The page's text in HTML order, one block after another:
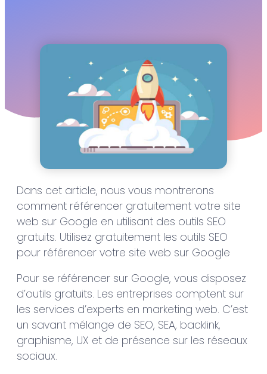
Dans cet article, nous vous montrerons
comment référencer gratuitement votre site
web sur Google en utilisant des outils SEO
gratuits. Utilisez gratuitement les outils SEO
pour référencer votre site web sur Google
Pour se référencer sur Google, vous disposez
d’outils gratuits. Les entreprises comptent sur
les services d’experts en marketing web. C’est
un savant mélange de SEO, SEA, backlink,
graphisme, UX et de présence sur les réseaux
sociaux.